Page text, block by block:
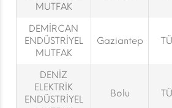
MUTFAK
DEMİRCAN
ENDÜSTRİYEL
MUTFAK
Gaziantep
DENİZ
ELEKTRİK
ENDÜSTRİYEL
Bolu